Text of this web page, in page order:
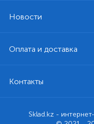
Новости
Оплата и доставка
Контакты
Sklad.kz -